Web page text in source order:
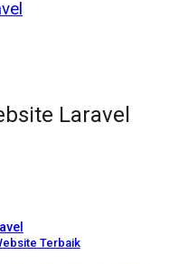
Laravel
Terbaik